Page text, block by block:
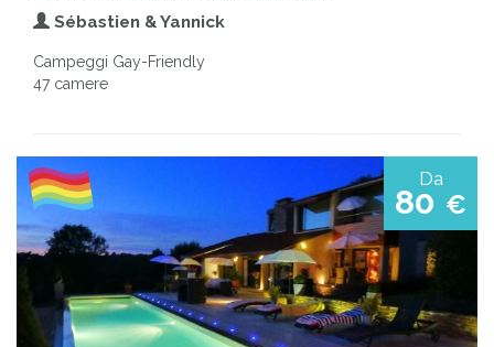
Sébastien & Yannick
Campeggi Gay-Friendly
47 camere
Da
80 €